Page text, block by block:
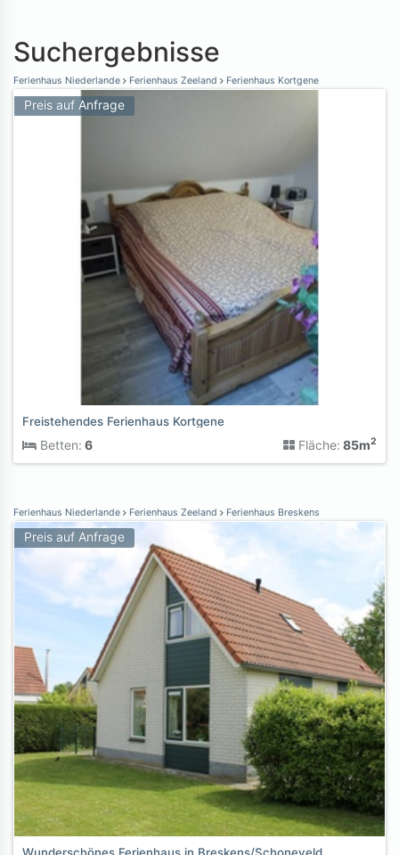
Suchergebnisse
Ferienhaus Niederlande Ferienhaus Zeeland Ferienhaus Kortgene
Preis auf Anfrage
Freistehendes Ferienhaus Kortgene
Betten: 6 Fläche: 85m2
Ferienhaus Niederlande Ferienhaus Zeeland Ferienhaus Breskens
Preis auf Anfrage